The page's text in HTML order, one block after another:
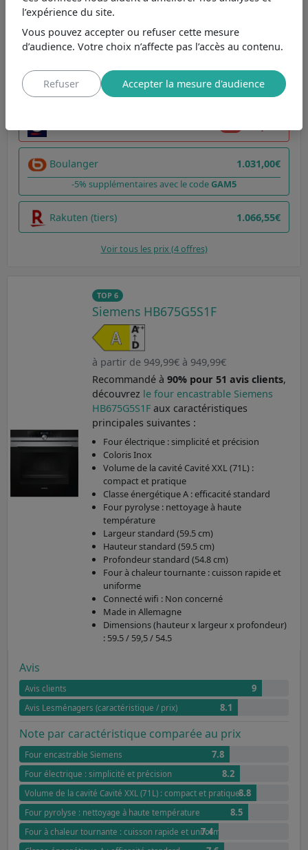
Four à chaleur tournante : cuisson rapide et uniforme
Classe énergétique C : efficacité inférieure 7
Comparer
Boulanger 1.031,00€
-5% supplémentaires avec le codeGAM5
Rakuten (tiers) 1.066,55€
Voir tous les prix (4 offres)
TOP 6
Siemens HB675G5S1F
à partir de 949,99€ à 949,99€
Recommandé à 90% pour 51 avis clients,
découvrez le four encastrable Siemens
HB675G5S1F aux caractéristiques
principales suivantes :
Four électrique : simplicité et précision
Coloris Inox
Volume de la cavité Cavité XXL (71L) :
compact et pratique
Classe énergétique A : efficacité standard
Four pyrolyse : nettoyage à haute
température
Largeur standard (59.5 cm)
Hauteur standard (59.5 cm)
Profondeur standard (54.8 cm)
Four à chaleur tournante : cuisson rapide et
uniforme
Connecté wifi : Non concerné
Made in Allemagne
Dimensions (hauteur x largeur x profondeur)
: 59.5 / 59,5 / 54.5
Avis
Avis clients 9
Avis Lesménagers (caractéristique / prix) 8.1
Note par caractéristique comparée au prix
Four encastrable Siemens 7.8
Four électrique : simplicité et précision 8.2
Volume de la cavité Cavité XXL (71L) : compact et pratique8.8
Four pyrolyse : nettoyage à haute température 8.5
Four à chaleur tournante : cuisson rapide et uniforme
7.4
l’expérience du site.
Vous pouvez accepter ou refuser cette mesure
d’audience. Votre choix n’affecte pas l’accès au contenu.
Refuser Accepter la mesure d'audience